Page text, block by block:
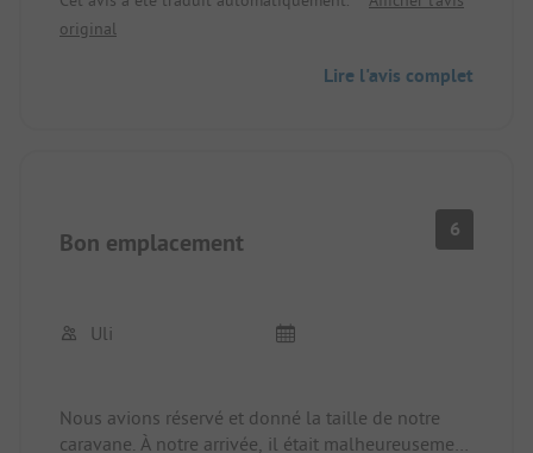
Malheureusement, la nourriture au restaurant
n'était pas très bonne et le serveur n'était pas dans
original
Lire l'avis complet
Bon emplacement 6
Uli
Nous avions réservé et donné la taille de notre
caravane. À notre arrivée, il était malheureusement